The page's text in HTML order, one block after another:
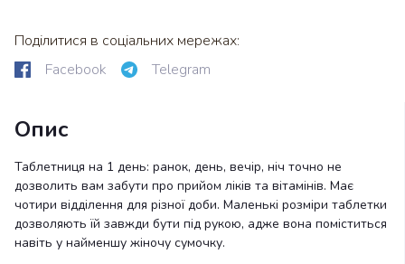
Поділитися в соціальних мережах:
Facebook
Telegram
Опис
Таблетниця на 1 день: ранок, день, вечір, ніч точно не
дозволить вам забути про прийом ліків та вітамінів. Має
чотири відділення для різної доби. Маленькі розміри таблетки
дозволяють їй завжди бути під рукою, адже вона поміститься
навіть у найменшу жіночу сумочку.